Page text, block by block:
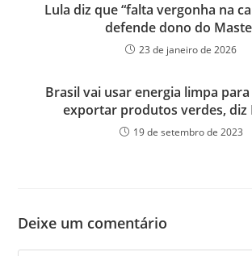
Lula diz que “falta vergonha na
defende dono do
23 de janeiro de 2026
Brasil vai usar energia limpa
exportar produtos verdes, diz
19 de setembro de 2023
Deixe um comentário